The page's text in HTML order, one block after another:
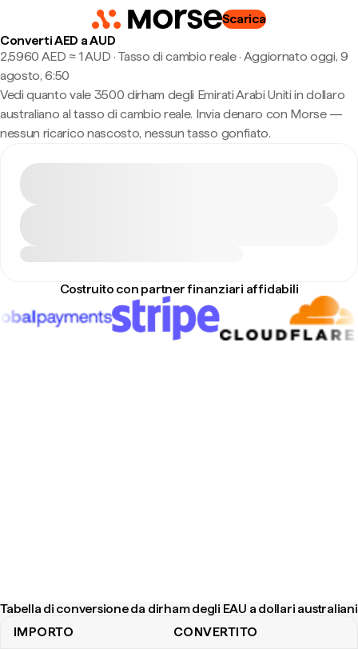
Scarica
Converti AED a AUD
2,5960 AED ≈ 1 AUD · Tasso di cambio reale· Aggiornato oggi, 9
agosto, 6:50
Vedi quanto vale 3500 dirham degli Emirati Arabi Uniti in dollaro
australiano al tasso di cambio reale. Invia denaro con Morse —
nessun ricarico nascosto, nessun tasso gonfiato.
Costruito con partner finanziari affidabili
Tabella di conversione da dirham degli EAU a dollari australiani
IMPORTO CONVERTITO